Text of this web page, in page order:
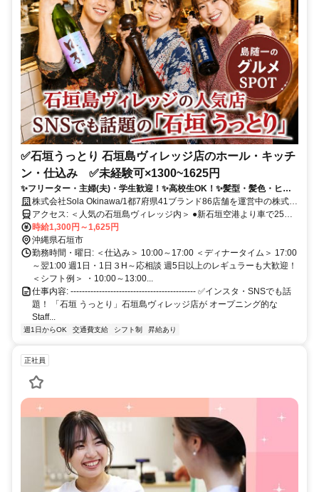
✅石垣うっとり 石垣島ヴィレッジ店のホール・キッチ
ン・仕込み ✅未経験可×1300~1625円
✨フリーター・主婦(夫)・学生歓迎！✨高校生OK！✨髪型・髪色・ヒ
ゲ・ピアスは清潔感があれば比較的自由！まかない絶品➡バラエティ豊
富な人気メニューを食べられます！！リクエストもOK！
株式会社Sola Okinawa/1都7府県41ブランド86店舗を運営中の株式会
社そらグループ
アクセス: ＜人気の石垣島ヴィレッジ内＞ ●新石垣空港より車で25分
●石垣港離島ターミナルより徒歩２分 ●バスターミナル徒歩1分
時給1,300円～1,625円
沖縄県石垣市
勤務時間・曜日: ＜仕込み＞ 10:00～17:00 ＜ディナータイム＞ 17:00
～翌1:00 週1日・1日３H～応相談 週5日以上のレギュラーも大歓迎！
＜シフト例＞ ・10:00～13:00...
仕事内容: -------------------------------------------- ✅インスタ・SNSでも話
題！ 「石垣 うっとり」石垣島ヴィレッジ店が オープニング的な
Staff...
週1日からOK 交通費支給 シフト制 昇給あり
正社員